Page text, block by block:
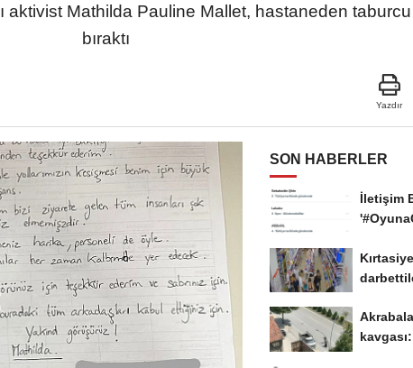
Mathilda Pauline Mallet, hastaneden
bıraktı
Yazdır
SON HABERLER
İletişim